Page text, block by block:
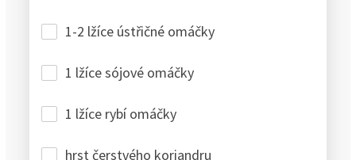
1-2 lžíce ústřičné omáčky
1 lžíce sójové omáčky
1 lžíce rybí omáčky
hrst čerstvého koriandru